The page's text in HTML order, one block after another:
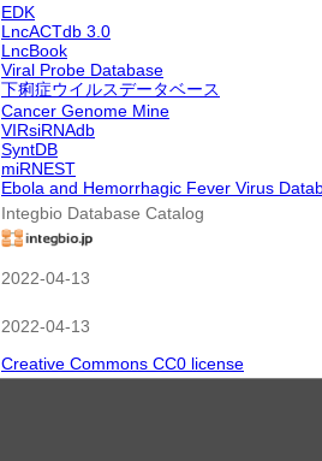
EDK
LncACTdb 3.0
LncBook
Viral Probe Database
下痢症ウイルスデータベース
Cancer Genome Mine
VIRsiRNAdb
SyntDB
miRNEST
Ebola and Hemorrhagic Fever Virus
Integbio Database Catalog
2022-04-13
2022-04-13
Creative Commons CC0 license